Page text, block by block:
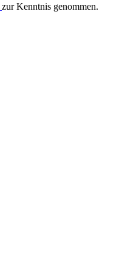
zur Kenntnis genommen.